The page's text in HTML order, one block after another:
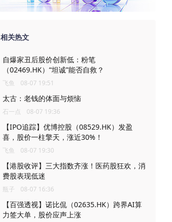
相关热文
自爆家丑后股价创新低：粉笔
（02469.HK）“坦诚”能否自救？
飞鱼 08-07 19:51
太古：老钱的体面与烦恼
石一点 08-07 19:36
【IPO追踪】优博控股（08529.HK）发盈
喜，股价一柱擎天，涨近30%！
飞鱼 08-07 19:30
【港股收评】三大指数齐涨！医药股狂欢，消
费股表现低迷
瓶子 08-07 16:36
【百强透视】诺比侃（02635.HK）跨界AI算
力签大单，股价应声上涨